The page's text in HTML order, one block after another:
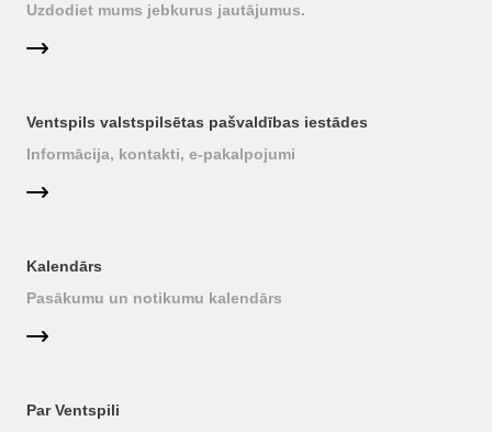
Uzdodiet mums jebkurus jautājumus.
Ventspils valstspilsētas pašvaldības iestādes
Informācija, kontakti, e-pakalpojumi
Kalendārs
Pasākumu un notikumu kalendārs
Par Ventspili